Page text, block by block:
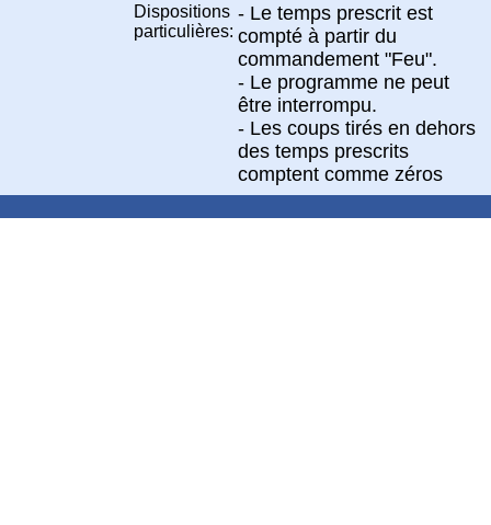
Dispositions
particulières:
- Le temps prescrit est
compté à partir du
commandement "Feu".
- Le programme ne peut
être interrompu.
- Les coups tirés en dehors
des temps prescrits
comptent comme zéros